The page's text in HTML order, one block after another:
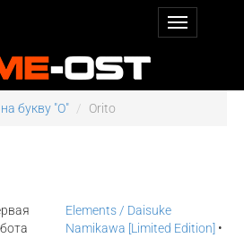
букву "O" Orito
Elements / Daisuke
Namikawa [Limited Edition] •